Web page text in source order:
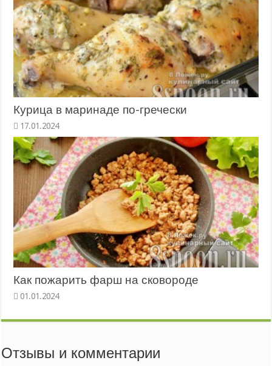
Курица в маринаде по-гречески
Как пожарить фарш на сковороде
Отзывы и комментарии